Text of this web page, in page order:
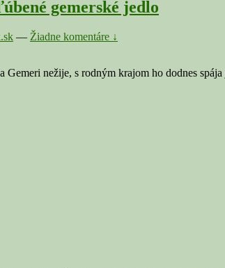
gemerské jedlo
— Žiadne komentáre ↓
nežije, s rodným krajom ho dodnes